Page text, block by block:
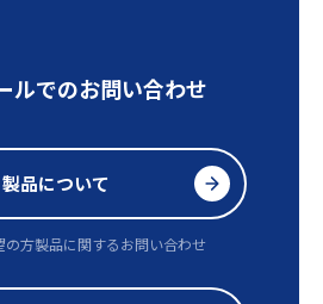
ルでのお問い合わせ
製品について
の方製品に関するお問い合わせ